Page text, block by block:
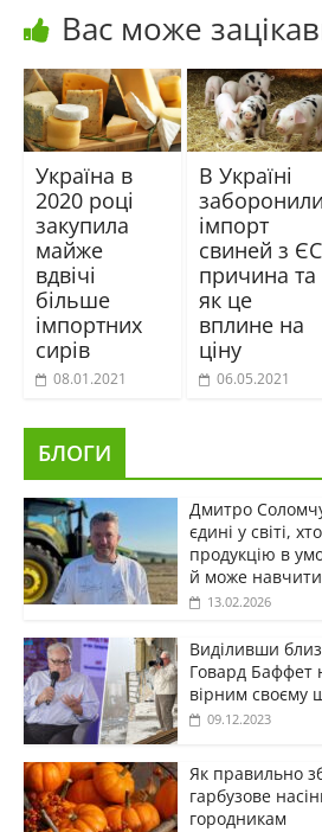
Вас може
Україна в
2020 році
закупила
майже
вдвічі
більше
імпортних
сирів
08.01.2021
В Україні
заборонили
імпорт
свиней з
причина та
як це
вплине на
ціну
06.05.2021
БЛОГИ
Дмитро
єдині у світі,
продукцію в
й може
13.02.2026
Виділивши
Говард Баффет
вірним своєму
09.12.2023
Як правильно
гарбузове
городникам